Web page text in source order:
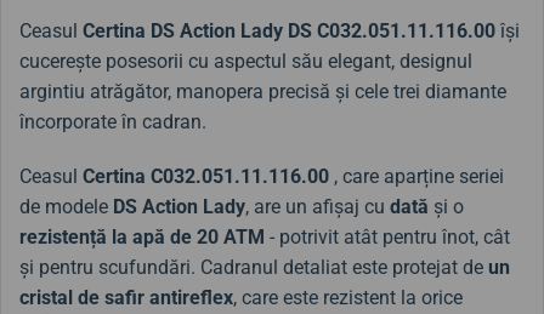
Ceasul Certina DS Action Lady DS C032.051.11.116.00 își
cucerește posesorii cu aspectul său elegant, designul
argintiu atrăgător, manopera precisă și cele trei diamante
încorporate în cadran.
Ceasul Certina C032.051.11.116.00 , care aparține seriei
de modele DS Action Lady, are un afișaj cu dată și o
rezistență la apă de 20 ATM - potrivit atât pentru înot, cât
și pentru scufundări. Cadranul detaliat este protejat de un
cristal de safir antireflex, care este rezistent la orice